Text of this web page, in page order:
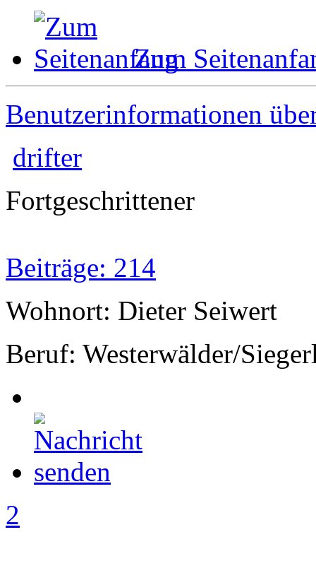
Zum
Benutzerinformationen
drifter
Fortgeschrittener
Beiträge: 214
Wohnort: Dieter Seiwert
Beruf: Westerwälder/
2